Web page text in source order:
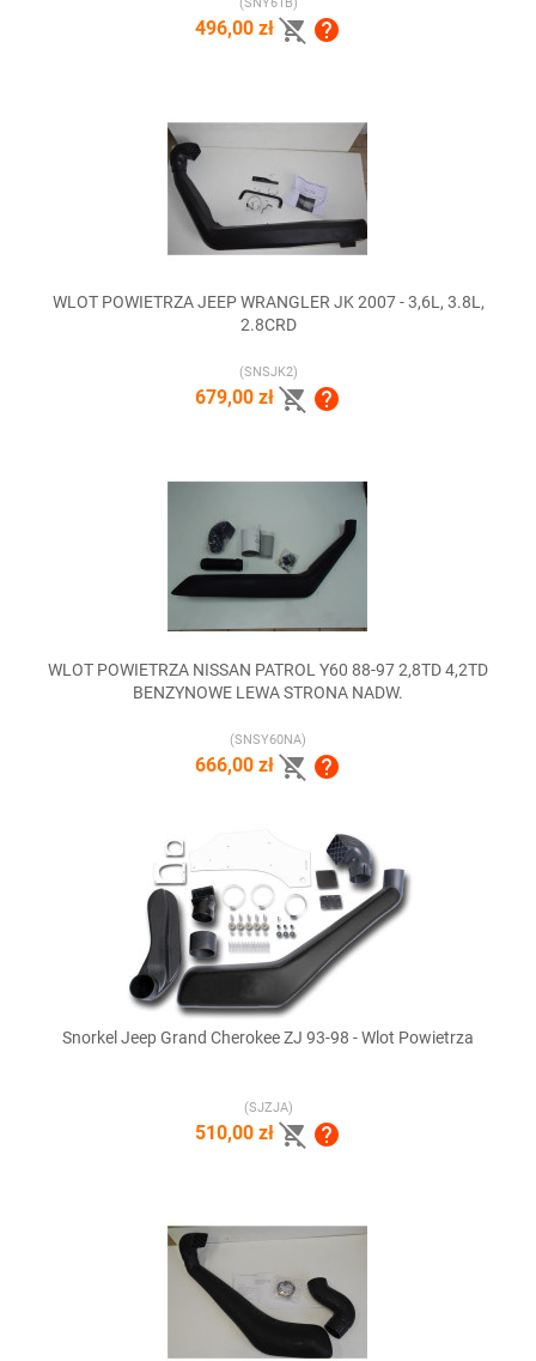
(SNY61B)
496,00 zł  
WLOT POWIETRZA JEEP WRANGLER JK 2007 - 3,6L, 3.8L,
2.8CRD
(SNSJK2)
679,00 zł  
WLOT POWIETRZA NISSAN PATROL Y60 88-97 2,8TD 4,2TD
BENZYNOWE LEWA STRONA NADW.
(SNSY60NA)
666,00 zł  
Snorkel Jeep Grand Cherokee ZJ 93-98 - Wlot Powietrza
(SJZJA)
510,00 zł  